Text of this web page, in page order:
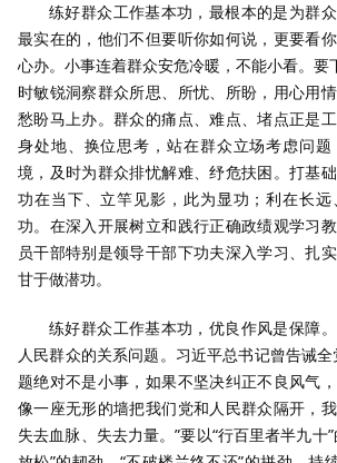
练好群众工作基本功，最根本的是为群
最实在的，他们不但要听你如何说，更要看
心办。小事连着群众安危冷暖，不能小看。要
时敏锐洞察群众所思、所忧、所盼，用心用
愁盼马上办。群众的痛点、难点、堵点正是
身处地、换位思考，站在群众立场考虑问
境，及时为群众排忧解难、纾危扶困。打基础
功在当下、立竿见影，此为显功；利在长
功。在深入开展树立和践行正确政绩观学习
员干部特别是领导干部下功夫深入学习、扎
甘于做潜功。
练好群众工作基本功，优良作风是保障
人民群众的关系问题。习近平总书记曾告诫
题绝对不是小事，如果不坚决纠正不良风气
像一座无形的墙把我们党和人民群众隔开，我
失去血脉、失去力量。”要以“行百里者半九十